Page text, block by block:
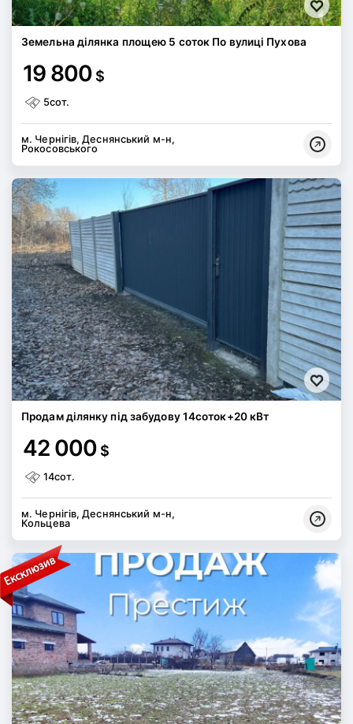
Земельна ділянка площею 5 соток По вулиці Пухова
19 800 $
5сот.
м. Чернігів, Деснянський м-н,
Рокосовського
Продам ділянку під забудову 14соток+20 кВт
42 000 $
14сот.
м. Чернігів, Деснянський м-н,
Кольцева